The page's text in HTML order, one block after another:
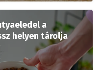
a
helyen tárolja